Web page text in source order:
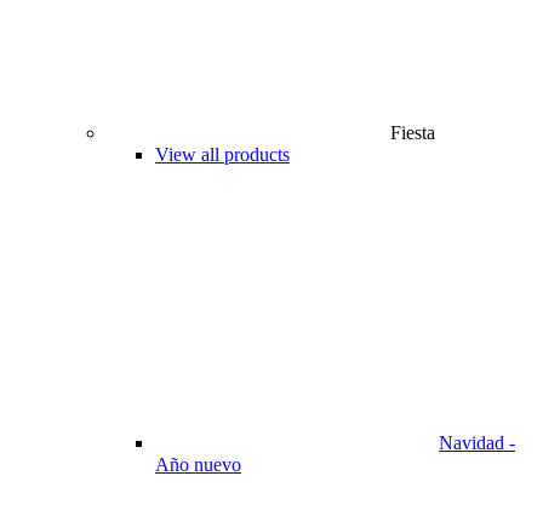
Fiesta
View all products
Navidad -
Año nuevo